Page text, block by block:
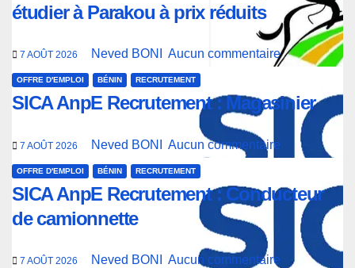
étudier à Parakou à prix réduits
7 AOÛT 2026 Neved BONI Aucun commentaire
OFFRE D'EMPLOI BÉNIN RECRUTEMENT
SICA AnpE Recrutement : Magasinier
7 AOÛT 2026 Neved BONI Aucun commentaire
OFFRE D'EMPLOI BÉNIN RECRUTEMENT
SICA AnpE Recrutement : Conducteur
de camionnette
7 AOÛT 2026 Neved BONI Aucun commentaire